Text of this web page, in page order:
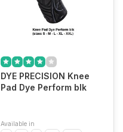
DYE PRECISION Knee
Pad Dye Perform blk
Available in